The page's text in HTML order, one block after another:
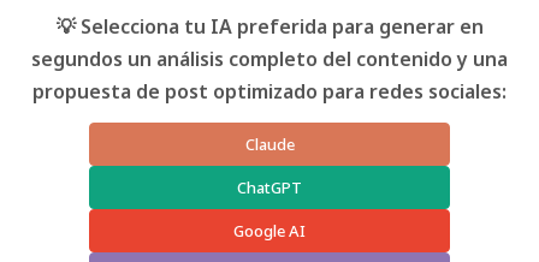
💡 Selecciona tu IA preferida para generar en
segundos un análisis completo del contenido y una
propuesta de post optimizado para redes sociales:
Claude
ChatGPT
Google AI